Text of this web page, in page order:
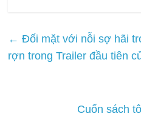
← Đối mặt với nỗi sợ hãi
rợn trong Trailer đầu tiên
Cuốn sách